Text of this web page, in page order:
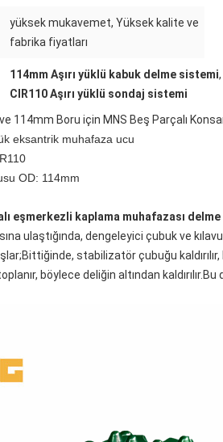
yüksek mukavemet, Yüksek kalite ve
fabrika fiyatları
114mm Aşırı yüklü kabuk delme sistemi,
CIR110 Aşırı yüklü sondaj sistemi
114mm Boru için MNS Beş Parçalı
eksantrik muhafaza ucu
OD: 114mm
eşmerkezli kaplama muhafazası
ulaştığında, dengeleyici çubuk ve
stabilizatör çubuğu
böylece deliğin altından